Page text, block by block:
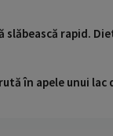
slăbească rapid.
în apele unui